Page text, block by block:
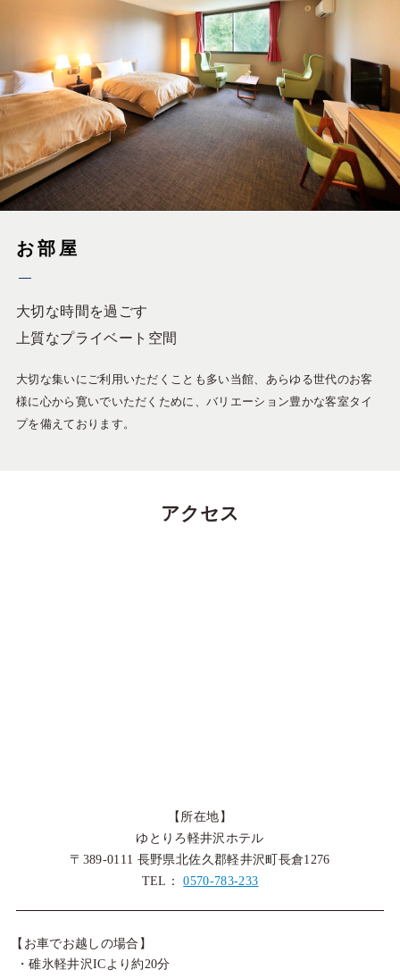
お部屋
大切な時間を過ごす
上質なプライベート空間
大切な集いにご利用いただくことも多い当館、あらゆる世代のお客
様に心から寛いでいただくために、バリエーション豊かな客室タイ
プを備えております。
アクセス
【所在地】
ゆとりろ軽井沢ホテル
〒389-0111 長野県北佐久郡軽井沢町長倉1276
TEL：0570-783-233
【お車でお越しの場合】
・碓氷軽井沢ICより約20分